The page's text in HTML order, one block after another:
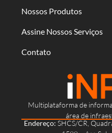
Multiplataforma de
área de
Endereço: SHCS/CR,
Nossos Produtos
Assine Nossos Serviços
Contato